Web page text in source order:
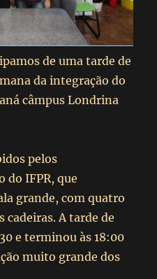
de uma tarde de
da integração do
câmpus Londrina
pelos
do IFPR, que
grande, com quatro
cadeiras. A tarde de
e terminou às 18:00
muito grande dos